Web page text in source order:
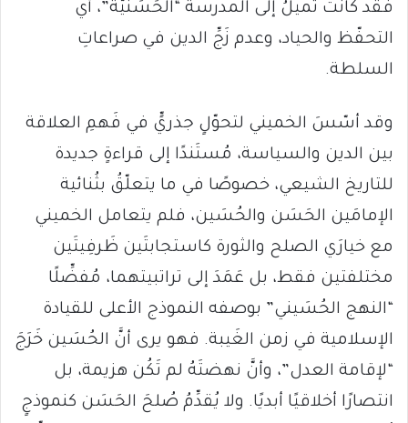
فقد كانت تميلُ إلى المدرسة “الحَسَنيّة”، أي
التحفّظ والحياد، وعدم زَجِّ الدين في صراعاتِ
السلطة.
وقد أسّسَ الخميني لتحوّلٍ جذريٍّ في فَهمِ العلاقة
بين الدين والسياسة، مُستَندًا إلى قراءةٍ جديدة
للتاريخ الشيعي، خصوصًا في ما يتعلّقُ بثُنائية
الإمامَين الحَسَن والحُسَين، فلم يتعامل الخميني
مع خيارَي الصلح والثورة كاستجابتَين ظَرفِيتَين
مختلفتين فقط، بل عَمَدَ إلى تراتبيتهما، مُفضِّلًا
“النهج الحُسَيني” بوصفه النموذج الأعلى للقيادة
الإسلامية في زمن الغَيبة. فهو يرى أنَّ الحُسَين خَرَجَ
“لإقامة العدل”، وأنَّ نهضتَهُ لم تَكُن هزيمة، بل
انتصارًا أخلاقيًا أبديًا. ولا يُقدِّمُ صُلحَ الحَسَن كنموذجٍ